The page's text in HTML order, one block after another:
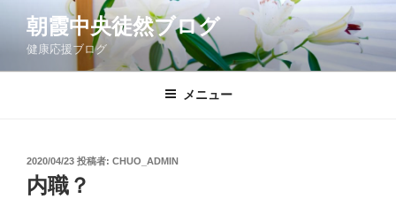
ン
朝霞中央徒然ブログ
健康応援ブログ
メニュー
投
日:
2020/04/23 投稿者: CHUO_ADMIN
内職？